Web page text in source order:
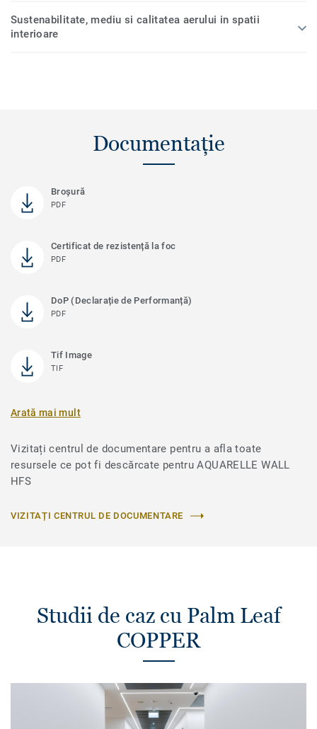
Sustenabilitate, mediu si calitatea aerului in spatii
interioare
Documentație
Broșură
PDF
Certificat de rezistență la foc
PDF
DoP (Declarație de Performanță)
PDF
Tif Image
TIF
Arată mai mult
Vizitați centrul de documentare pentru a afla toate
resursele ce pot fi descărcate pentru AQUARELLE WALL
HFS
VIZITAȚI CENTRUL DE DOCUMENTARE
Studii de caz cu Palm Leaf
COPPER